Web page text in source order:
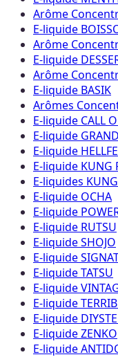
Arôme
E-liquide
Arôme
E-liquide
Arôme
E-liquide BASIK
Arômes
E-liquide CALL
E-liquide
E-liquide
E-liquide KUNG
E-liquides KUNG
E-liquide OCHA
E-liquide
E-liquide RUTSU
E-liquide SHOJO
E-liquide
E-liquide TATSU
E-liquide
E-liquide
E-liquide
E-liquide ZENKO
E-liquide